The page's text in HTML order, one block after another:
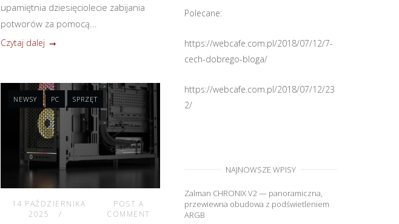
upamiętnia dziesięciolecie zabijania
potworów za pomocą...
Czytaj dalej
NEWSY PC SPRZĘT
14 PAŹDZIERNIKA
2025
POST A
COMMENT
Polecane:
https://webcafe.com.pl/2018/07/12/7-
cech-dobrego-bloga/
https://webcafe.com.pl/2018/07/12/23
2/
NAJNOWSZE WPISY
Zalman CHRONIX V2 — panoramiczna,
przewiewna obudowa z podświetleniem
ARGB